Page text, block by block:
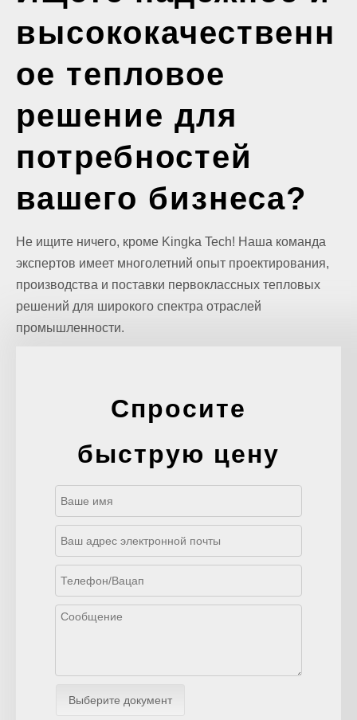
высококачественн
ое тепловое
решение для
потребностей
вашего бизнеса?
Не ищите ничего, кроме Kingka Tech! Наша команда
экспертов имеет многолетний опыт проектирования,
производства и поставки первоклассных тепловых
решений для широкого спектра отраслей
промышленности.
Спросите
быструю цену
Выберите документ